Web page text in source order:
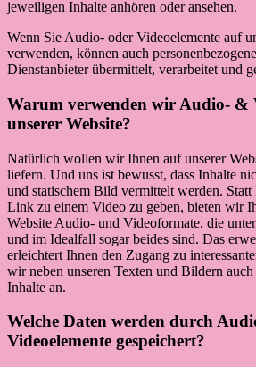
jeweiligen Inhalte anhören oder ansehen.
Wenn Sie Audio- oder Videoelemente auf
verwenden, können auch
Dienstanbieter übermittelt, verarbeitet und
Warum verwenden wir Audio- &
unserer Website?
Natürlich wollen wir Ihnen auf unserer
liefern. Und uns ist bewusst, dass Inhalte
und statischem Bild vermittelt werden.
Link zu einem Video zu geben, bieten wir
Website Audio- und Videoformate, die
und im Idealfall sogar beides sind. Das
erleichtert Ihnen den Zugang zu
wir neben unseren Texten und Bildern
Inhalte an.
Welche Daten werden durch
Videoelemente gespeichert?